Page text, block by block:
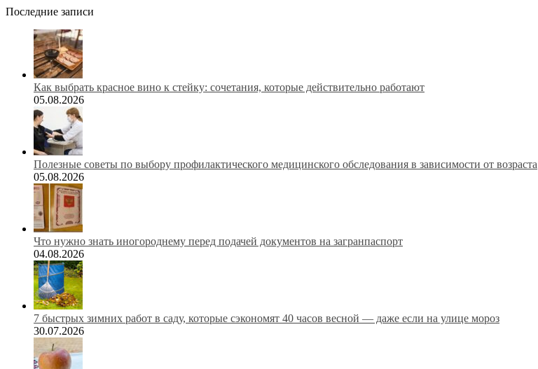
Последние записи
Как выбрать красное вино к стейку: сочетания, которые действительно работают
05.08.2026
Полезные советы по выбору профилактического медицинского обследования в зависимости от возраста
05.08.2026
Что нужно знать иногороднему перед подачей документов на загранпаспорт
04.08.2026
7 быстрых зимних работ в саду, которые сэкономят 40 часов весной — даже если на улице мороз
30.07.2026